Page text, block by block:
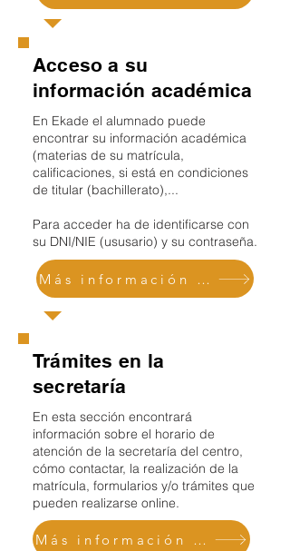
Acceso a su
información académica
En Ekade el alumnado puede
encontrar su información académica
(materias de su matrícula,
calificaciones, si está en condiciones
de titular (bachillerato),...
Para acceder ha de identificarse con
su DNI/NIE (ususario) y su contraseña.
Más información y acceso
Trámites en la
secretaría
En esta sección encontrará
información sobre el horario de
atención de la secretaría del centro,
cómo contactar, la realización de la
matrícula, formularios y/o trámites que
pueden realizarse online.
Más información y acceso